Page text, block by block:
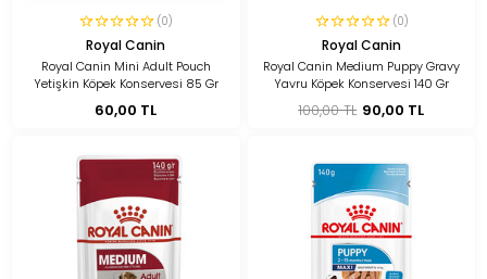
(0)
Royal Canin
Royal Canin Mini Adult Pouch
Yetişkin Köpek Konservesi 85 Gr
60,00 TL
(0)
Royal Canin
Royal Canin Medium Puppy Gravy
Yavru Köpek Konservesi 140 Gr
100,00 TL 90,00 TL